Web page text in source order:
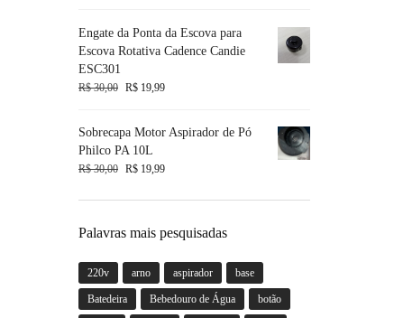
Engate da Ponta da Escova para
Escova Rotativa Cadence Candie
ESC301
R$30,00 R$ 19,99
Sobrecapa Motor Aspirador de Pó
Philco PA 10L
R$30,00 R$ 19,99
Palavras mais pesquisadas
220v arno aspirador base
Batedeira Bebedouro de Água botão